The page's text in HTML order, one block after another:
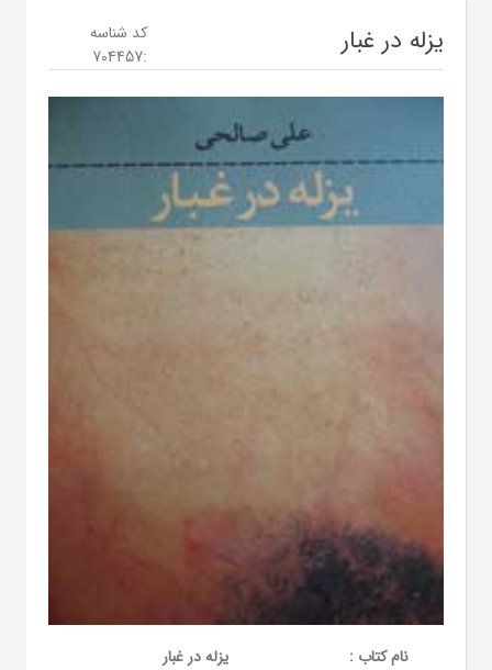
یزله در غبار
کد شناسه
:
704457
نام کتاب :
یزله در غبار